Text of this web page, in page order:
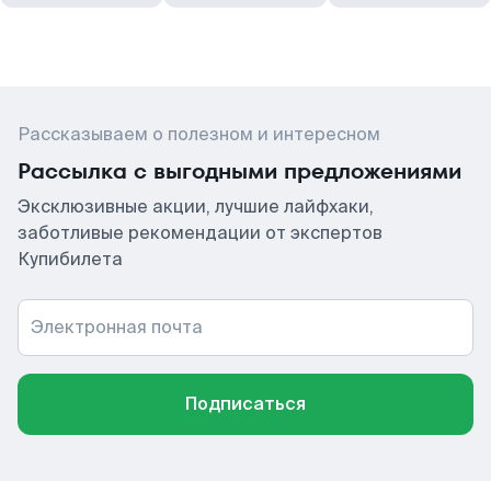
Рассказываем о полезном и интересном
Рассылка с выгодными предложениями
Эксклюзивные акции, лучшие лайфхаки,
заботливые рекомендации от экспертов
Купибилета
Электронная почта
Подписаться